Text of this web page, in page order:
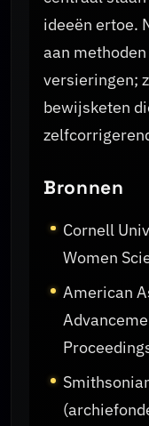
ideeën ertoe.
aan
versieringen;
bewijsketen
Bronnen
Cornell
Women
American